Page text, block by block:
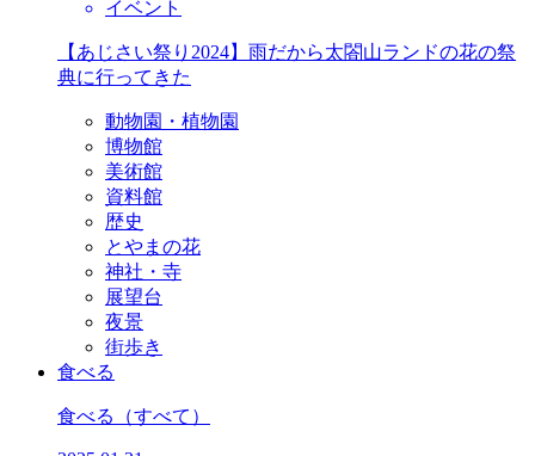
イベント
【あじさい祭り2024】雨だから太閤山ランドの花の祭
典に行ってきた
動物園・植物園
博物館
美術館
資料館
歴史
とやまの花
神社・寺
展望台
夜景
街歩き
食べる
食べる （すべて）